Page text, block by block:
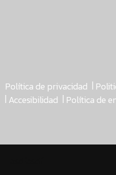
Política de privacidad |
| Accesibilidad | Política de